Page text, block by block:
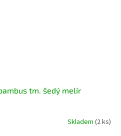
tm. šedý melír
Skladem (2 ks)